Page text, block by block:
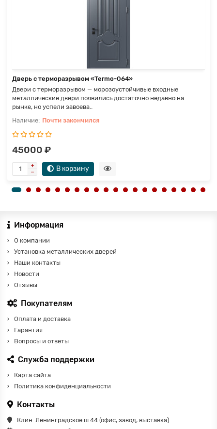
Дверь с терморазрывом «Termo-064»
Двери с терморазрывом — морозоустойчивые входные
металлические двери появились достаточно недавно на
рынке, но успели завоева..
Почти закончился
45000 ₽
В корзину
Информация
О компании
Установка металлических дверей
Наши контакты
Новости
Отзывы
Покупателям
Оплата и доставка
Гарантия
Вопросы и ответы
Служба поддержки
Карта сайта
Политика конфиденциальности
Контакты
Клин. Ленинградское ш 44 (офис, завод, выставка)